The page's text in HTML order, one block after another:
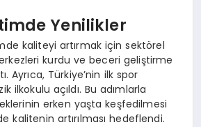
Yenilikler
kaliteyi artırmak için sektörel
kurdu ve beceri geliştirme
Ayrıca, Türkiye’nin ilk spor
ilkokulu açıldı. Bu adımlarla
erken yaşta keşfedilmesi
kalitenin artırılması hedeflendi.